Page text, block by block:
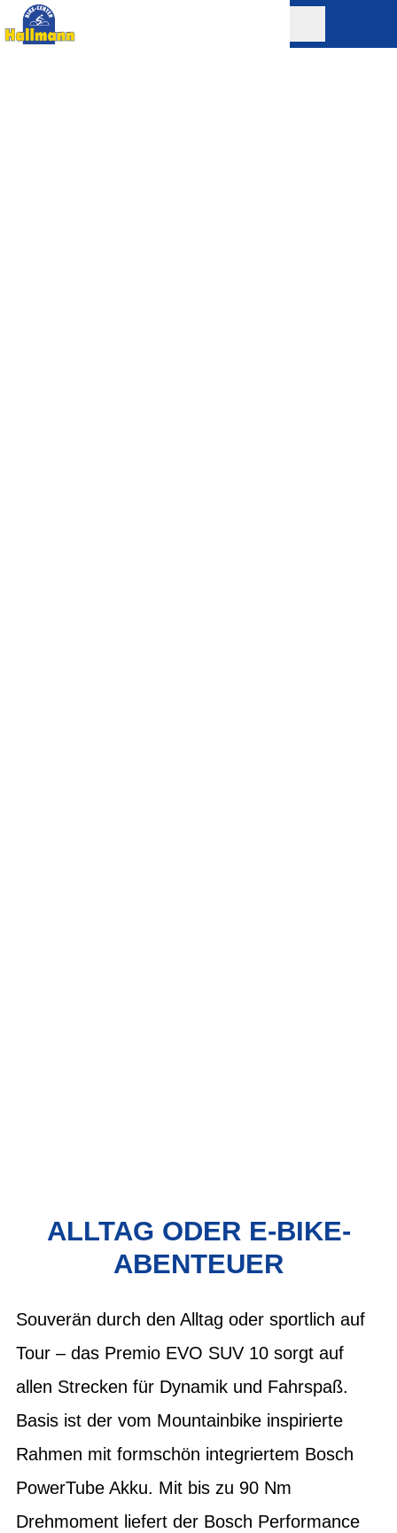
ALLTAG ODER E-BIKE-
ABENTEUER
Souverän durch den Alltag oder sportlich auf
Tour – das Premio EVO SUV 10 sorgt auf
allen Strecken für Dynamik und Fahrspaß.
Basis ist der vom Mountainbike inspirierte
Rahmen mit formschön integriertem Bosch
PowerTube Akku. Mit bis zu 90 Nm
Drehmoment liefert der Bosch Performance